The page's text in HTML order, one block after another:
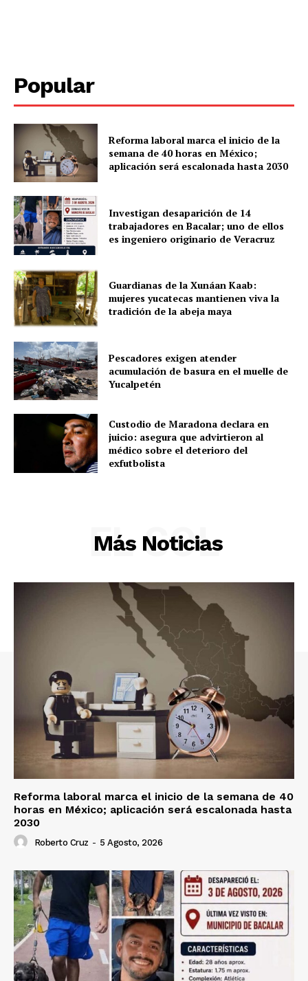
SUBSCRIBE NOW
Menú
Sociedad y Negocios
Policíacas
Deportes
Política
Municipios
Popular
Reforma laboral marca el inicio de la
semana de 40 horas en México;
aplicación será escalonada hasta 2030
Investigan desaparición de 14
trabajadores en Bacalar; uno de ellos
es ingeniero originario de Veracruz
Guardianas de la Xunáan Kaab:
mujeres yucatecas mantienen viva la
tradición de la abeja maya
Pescadores exigen atender
acumulación de basura en el muelle de
Yucalpetén
Custodio de Maradona declara en
juicio: asegura que advirtieron al
médico sobre el deterioro del
exfutbolista
Más Noticias
EL SOL
Reforma laboral marca el inicio de la semana de 40
horas en México; aplicación será escalonada hasta
2030
Roberto Cruz - 5 Agosto, 2026